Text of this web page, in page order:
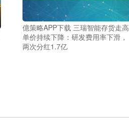
億策略APP下载 三瑞智能存货走高
单价持续下降：研发费用率下滑，
两次分红1.7亿